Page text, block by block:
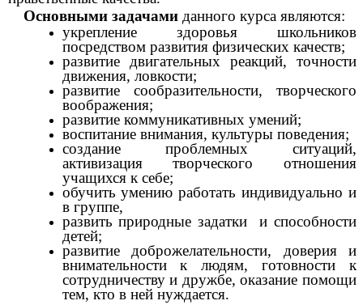
Основными задачами данного курса являются:
укрепление здоровья школьников
посредством развития физических качеств;
развитие двигательных реакций, точности
движения, ловкости;
развитие сообразительности, творческого
воображения;
развитие коммуникативных умений;
воспитание внимания, культуры поведения;
создание проблемных ситуаций,
активизация творческого отношения
учащихся к себе;
обучить умению работать индивидуально и
в группе,
развить природные задатки и способности
детей;
развитие доброжелательности, доверия и
внимательности к людям, готовности к
сотрудничеству и дружбе, оказание помощи
тем, кто в ней нуждается.